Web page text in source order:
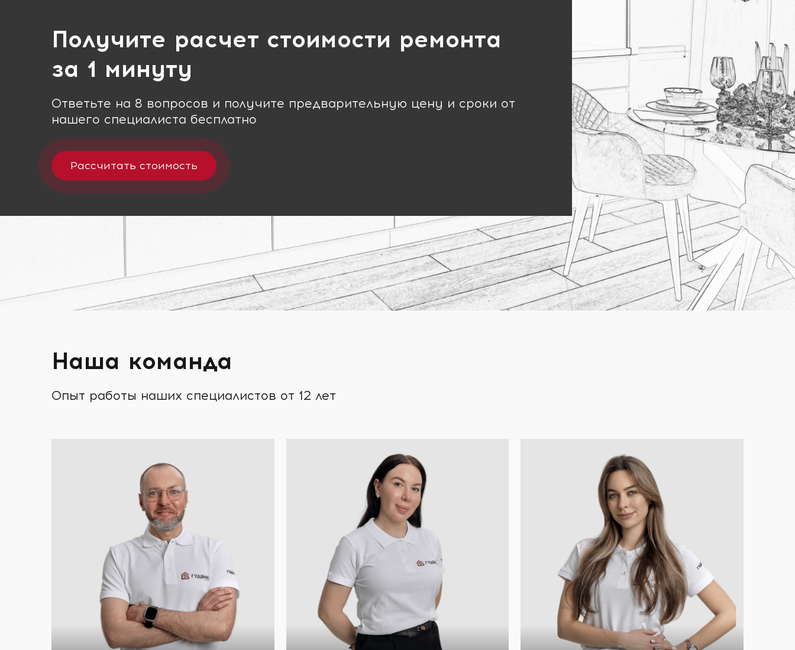
Получите расчет стоимости ремонта
за 1 минуту
Ответьте на 8 вопросов и получите предварительную цену и сроки от
нашего специалиста бесплатно
Рассчитать стоимость
Наша команда
Опыт работы наших специалистов от 12 лет